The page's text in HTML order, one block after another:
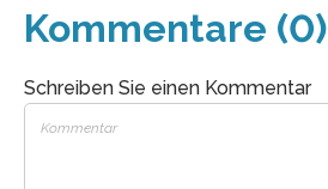
Kommentare (0)
Schreiben Sie einen Kommentar